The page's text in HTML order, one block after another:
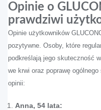
Opinie o
prawdziwi
Opinie użytkowników
pozytywne. Osoby, które
podkreślają jego skuteczność
we krwi oraz poprawę
opinii:
Anna, 54 lata: